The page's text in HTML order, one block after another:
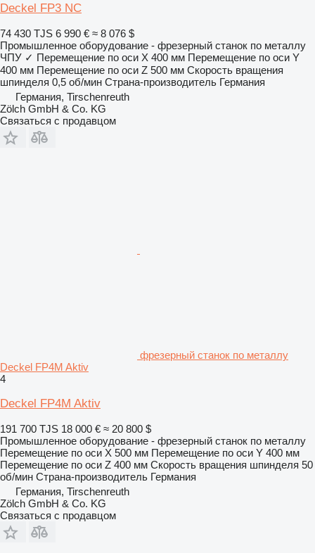
Deckel FP3 NC
74 430 TJS 6 990 € ≈ 8 076 $
Промышленное оборудование - фрезерный станок по металлу
ЧПУ ✓ Перемещение по оси X 400 мм Перемещение по оси Y
400 мм Перемещение по оси Z 500 мм Скорость вращения
шпинделя 0,5 об/мин Страна-производитель Германия
Германия, Tirschenreuth
Zölch GmbH & Co. KG
Связаться с продавцом
фрезерный станок по металлу
Deckel FP4M Aktiv
4
Deckel FP4M Aktiv
191 700 TJS 18 000 € ≈ 20 800 $
Промышленное оборудование - фрезерный станок по металлу
Перемещение по оси X 500 мм Перемещение по оси Y 400 мм
Перемещение по оси Z 400 мм Скорость вращения шпинделя 50
об/мин Страна-производитель Германия
Германия, Tirschenreuth
Zölch GmbH & Co. KG
Связаться с продавцом